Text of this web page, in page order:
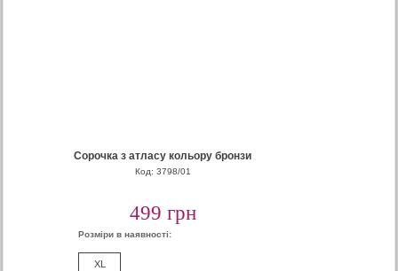
Сорочка з атласу кольору бронзи
Код: 3798/01
499 грн
Розміри в наявності:
XL